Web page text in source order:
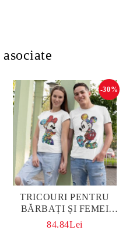
asociate
TRICOURI PENTRU
BĂRBAȚI ȘI FEMEI
MICKEY-MINNIE WHITE
-30%
84.84Lei